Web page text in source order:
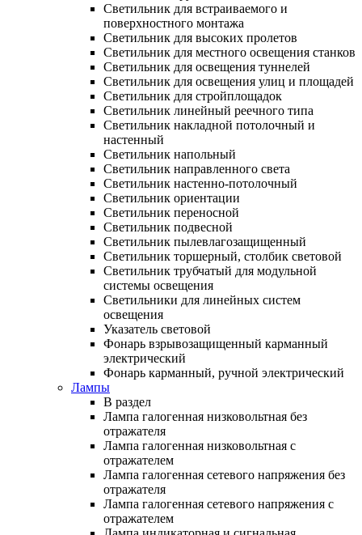
Светильник для встраиваемого и
поверхностного монтажа
Светильник для высоких пролетов
Светильник для местного освещения станков
Светильник для освещения туннелей
Светильник для освещения улиц и площадей
Светильник для стройплощадок
Светильник линейный реечного типа
Светильник накладной потолочный и
настенный
Светильник напольный
Светильник направленного света
Светильник настенно-потолочный
Светильник ориентации
Светильник переносной
Светильник подвесной
Светильник пылевлагозащищенный
Светильник торшерный, столбик световой
Светильник трубчатый для модульной
системы освещения
Светильники для линейных систем
освещения
Указатель световой
Фонарь взрывозащищенный карманный
электрический
Фонарь карманный, ручной электрический
Лампы
В раздел
Лампа галогенная низковольтная без
отражателя
Лампа галогенная низковольтная с
отражателем
Лампа галогенная сетевого напряжения без
отражателя
Лампа галогенная сетевого напряжения с
отражателем